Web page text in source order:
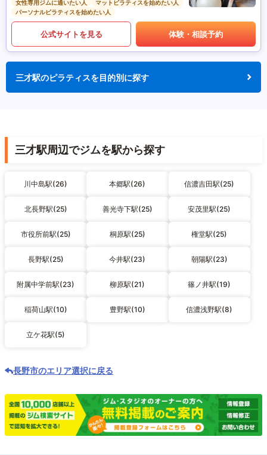
女性専用ジムに通いたい人
マットピラティスを始めたい人
パーソナルピラティスを始めたい人
公式サイトを見る 体験・相談予約
三才駅のピラティスを目的別に探す
三才駅周辺でジムを駅から探す
川中島駅(26) 本郷駅(26) 信濃吉田駅(25)
北長野駅(25) 善光寺下駅(25) 安茂里駅(25)
市役所前駅(25) 桐原駅(25) 権堂駅(25)
長野駅(25) 今井駅(23) 朝陽駅(23)
附属中学前駅(23) 柳原駅(21) 篠ノ井駅(19)
稲荷山駅(10) 豊野駅(10) 信濃浅野駅(8)
立ケ花駅(5)
長野市のエリア選択に戻る